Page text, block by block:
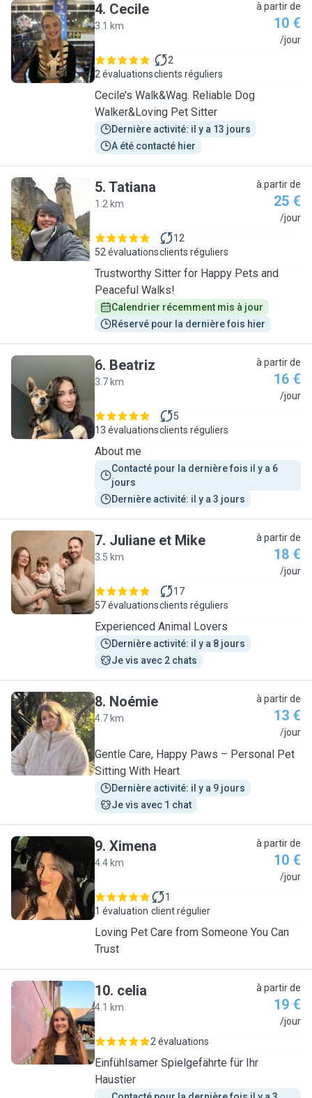
C
4. Cecile
3.1 km
à partir de
10 €
/jour
2 évaluations
2
clients réguliers
Cecile’s Walk&Wag. Reliable Dog
Walker&Loving Pet Sitter
Dernière activité: il y a 13 jours
A été contacté hier
T
5. Tatiana
1.2 km
à partir de
25 €
/jour
52 évaluations
12
clients réguliers
Trustworthy Sitter for Happy Pets and
Peaceful Walks!
Calendrier récemment mis à jour
Réservé pour la dernière fois hier
B
6. Beatriz
3.7 km
à partir de
16 €
/jour
13 évaluations
5
clients réguliers
About me
Contacté pour la dernière fois il y a 6
jours
Dernière activité: il y a 3 jours
J
7. Juliane et Mike
3.5 km
à partir de
18 €
/jour
57 évaluations
17
clients réguliers
Experienced Animal Lovers
Dernière activité: il y a 8 jours
Je vis avec 2 chats
N
8. Noémie
4.7 km
à partir de
13 €
/jour
Gentle Care, Happy Paws – Personal Pet
Sitting With Heart
Dernière activité: il y a 9 jours
Je vis avec 1 chat
X
9. Ximena
4.4 km
à partir de
10 €
/jour
1 évaluation
1
client régulier
Loving Pet Care from Someone You Can
Trust
C
10. celia
4.1 km
à partir de
19 €
/jour
2 évaluations
Einfühlsamer Spielgefährte für Ihr
Haustier